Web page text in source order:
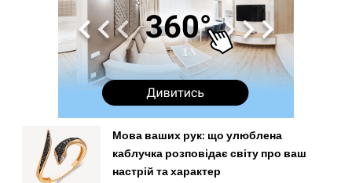
Мова ваших рук: що улюблена
каблучка розповідає світу про ваш
настрій та характер